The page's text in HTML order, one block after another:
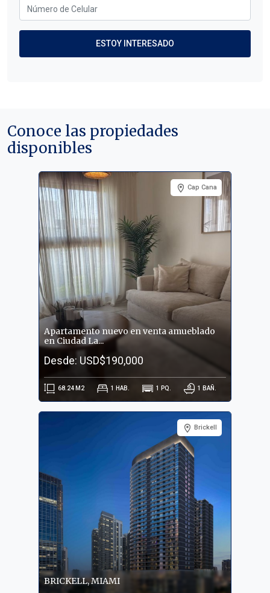
Conoce las propiedades
disponibles
Cap Cana
Apartamento nuevo en venta amueblado
en Ciudad La...
Desde: USD$190,000
68.24 M2 1 HAB. 1 PQ. 1 BAÑ.
Brickell
BRICKELL, MIAMI